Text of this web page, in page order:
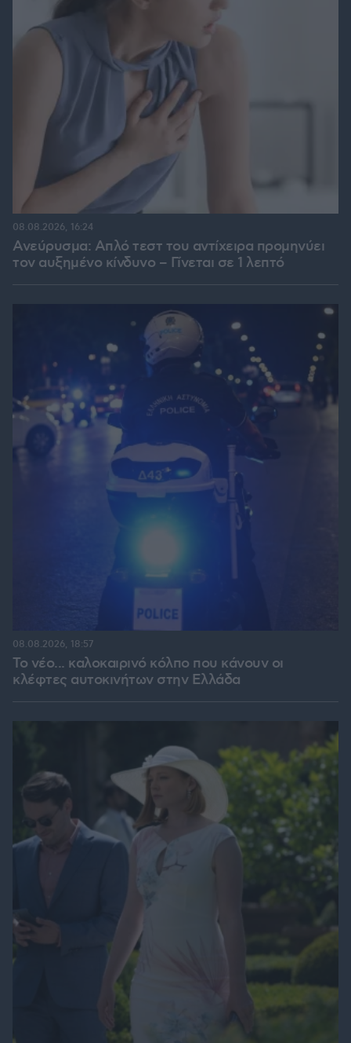
Ανεύρυσμα: Απλό τεστ του αντίχειρα προμηνύει
τον αυξημένο κίνδυνο – Γίνεται σε 1 λεπτό
08.08.2026, 16:24
Το νέο... καλοκαιρινό κόλπο που κάνουν οι
κλέφτες αυτοκινήτων στην Ελλάδα
08.08.2026, 18:57